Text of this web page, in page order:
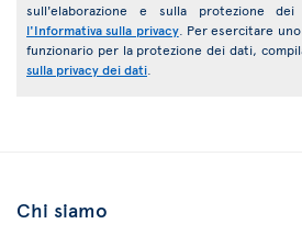
sull'elaborazione e sulla protezione
l'Informativa sulla privacy. Per esercitare
funzionario per la protezione dei dati,
sulla privacy dei dati
Chi siamo